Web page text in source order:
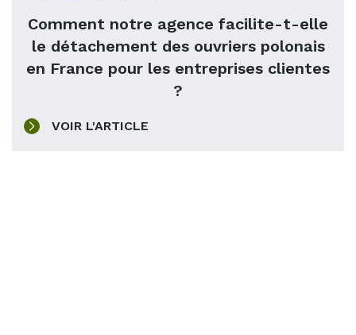
Comment notre agence facilite-t-elle
le détachement des ouvriers polonais
en France pour les entreprises clientes
?
VOIR L'ARTICLE